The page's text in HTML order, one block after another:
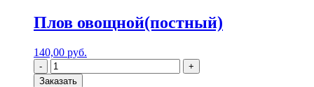
Плов овощной(постный)
140,00 руб.
Заказать